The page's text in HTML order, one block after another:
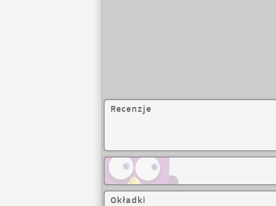
Recenzje
Okładki